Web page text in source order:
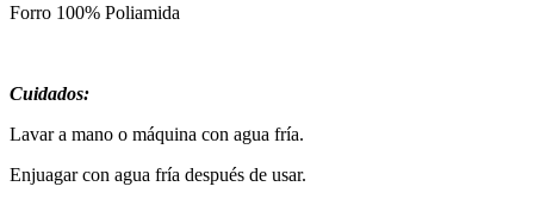
Forro 100% Poliamida
Cuidados:
Lavar a mano o máquina con agua fría.
Enjuagar con agua fría después de usar.